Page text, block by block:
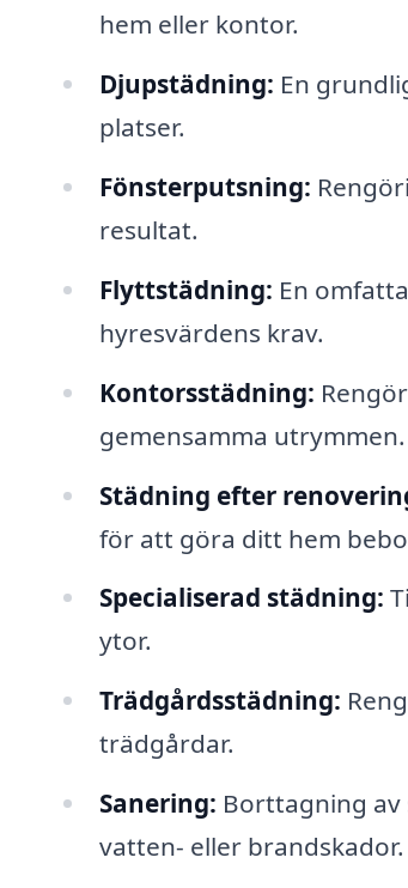
hem eller kontor.
Djupstädning: En
platser.
Fönsterputsning:
resultat.
Flyttstädning: En
hyresvärdens krav.
Kontorsstädning:
gemensamma utrymmen.
Städning efter
för att göra ditt hem
Specialiserad städning:
ytor.
Trädgårdsstädning:
trädgårdar.
Sanering: Borttagning
vatten- eller brandskador.